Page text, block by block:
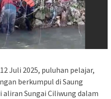
Juli 2025, puluhan pelajar,
berkumpul di Saung
Sungai Ciliwung dalam